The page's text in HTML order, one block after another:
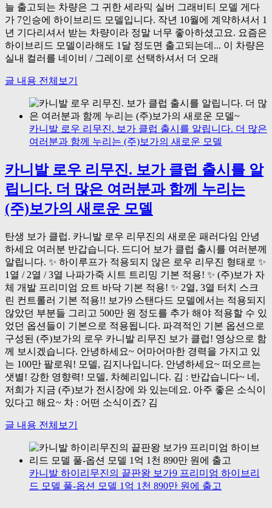
늘 출고되는 차량은 그 귀한 세라믹 실버 그래비티 모델 게다
가 7인승에 하이브리드 모델입니다. 작년 10월에 계약하셔서 1
년 기다리셔서 받는 차량이라 정말 너무 좋아하셨고요. 요즘은
하이브리드 모델이라해도 1달 정도면 출고되는데... 이 차량은
실내 컬러를 네이비 / 그레이로 선택하셔서 더 오래
글 내용 전체보기
카니발 로우 리무진. 보가 클럽 출시를 알립니다. 더 많은
여러분과 함께 누리는 (주)보가의 새로운 모델
카니발 로우 리무진. 보가 클럽 출시를 알
립니다. 더 많은 여러분과 함께 누리는
(주)보가의 새로운 모델
탄생 보가 클럽. 카니발 로우 리무진의 새로운 패러다임 안녕
하세요 여러분 반갑습니다. 드디어 보가 클럽 출시를 여러분께
알립니다. ✨ 하이루프가 적용되지 않은 로우 리무진 형태로 ✨
1열 / 2열 / 3열 나파가죽 시트 트리밍 기본 적용! ✨ (주)보가 자
체 개발 프리미엄 요트 바닥 기본 적용! ✨ 2열, 3열 터치 스크
린 컨트롤러 기본 적용!! 보가9 스탠다드 모델에서는 적용되지
않았던 부분들 그리고 500만 원 정도를 추가 해야 적용할 수 있
었던 옵션들이 기본으로 적용됩니다. 파격적인 기본 옵션으로
구성된 (주)보가의 로우 카니발 리무진 보가 클럽! 영상으로 함
께 보시겠습니다. 안녕하세요~ 어마어마한 경력을 가지고 있
는 100만 팔로워! 모델, 김지나입니다. 안녕하세요~ 떠오르는
샛별! 강한 영향력! 모델, 차혜리입니다. 김 : 반갑습니다~ 네,
저희가 지금 (주)보가 전시장에 와 있는데요. 아주 좋은 소식이
있다고 해요~ 차 : 어떤 소식이죠? 김
글 내용 전체보기
카니발 하이리무진의 끝판왕 보가9 프리미엄 하이브리
드 모델 풀-옵션 모델 1억 1천 890만 원에 출고